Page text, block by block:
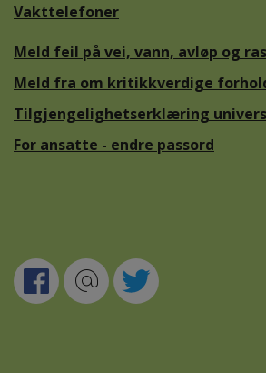
Vakttelefoner
Meld feil på vei, vann, avløp og ras
Meld fra om kritikkverdige
Tilgjengelighetserklæring
For ansatte - endre passord